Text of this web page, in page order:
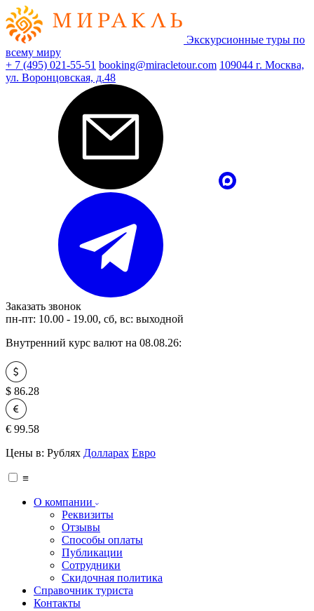
Экскурсионные туры по
всему миру
+ 7 (495) 021-55-51 booking@miracletour.com 109044 г. Москва,
ул. Воронцовская, д.48
Заказать звонок
пн-пт: 10.00 - 19.00, сб, вс: выходной
Внутренний курс валют на 08.08.26:
$ 86.28
€ 99.58
Цены в: Рублях Долларах Евро
≡
О компании
Реквизиты
Отзывы
Способы оплаты
Публикации
Сотрудники
Скидочная политика
Справочник туриста
Контакты